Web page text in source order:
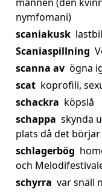
nymfomani)
scaniakusk
Scaniaspillning
scanna av ögna
scat koprofili,
schackra köpslå
schappa skynda
plats då det
schlagerbög
och
schyrra var snäll